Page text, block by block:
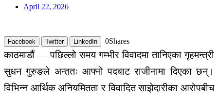
April 22, 2026
Facebook Twitter LinkedIn 0Shares
काठमाडौं — पछिल्लो समय गम्भीर विवादमा तानिएका गृहमन्त्री
सुधन गुरुङले अन्ततः आफ्नो पदबाट राजीनामा दिएका छन्।
विभिन्न आर्थिक अनियमितता र विवादित साझेदारीका आरोपबीच